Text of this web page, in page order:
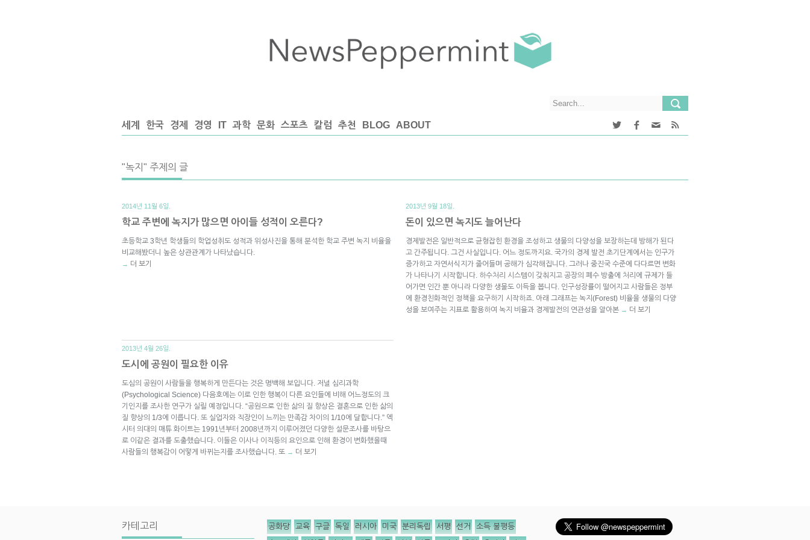
세계 한국 경제 경영 IT 과학 문화 스포츠 칼럼 추천 BLOG ABOUT
"녹지" 주제의 글
2014년 11월 6일.
학교 주변에 녹지가 많으면 아이들 성적이 오른다?
초등학교 3학년 학생들의 학업성취도 성적과 위성사진을 통해 분석한 학교 주변 녹지 비율을
비교해봤더니 높은 상관관계가 나타났습니다.
→ 더 보기
2013년 9월 18일.
돈이 있으면 녹지도 늘어난다
경제발전은 일반적으로 균형잡힌 환경을 조성하고 생물의 다양성을 보장하는데 방해가 된다
고 간주됩니다. 그건 사실입니다. 어느 정도까지요. 국가의 경제 발전 초기단계에서는 인구가
증가하고 자연서식지가 줄어들며 공해가 심각해집니다. 그러나 중진국 수준에 다다르면 변화
가 나타나기 시작합니다. 하수처리 시스템이 갖춰지고 공장의 폐수 방출에 처리에 규제가 들
어가면 인간 뿐 아니라 다양한 생물도 이득을 봅니다. 인구성장률이 떨어지고 사람들은 정부
에 환경친화적인 정책을 요구하기 시작하죠. 아래 그래프는 녹지(Forest) 비율을 생물의 다양
성을 보여주는 지표로 활용하여 녹지 비율과 경제발전의 연관성을 알아본 → 더 보기
2013년 4월 26일.
도시에 공원이 필요한 이유
도심의 공원이 사람들을 행복하게 만든다는 것은 명백해 보입니다. 저널 심리과학
(Psychological Science) 다음호에는 이로 인한 행복이 다른 요인들에 비해 어느정도의 크
기인지를 조사한 연구가 실릴 예정입니다. “공원으로 인한 삶의 질 향상은 결혼으로 인한 삶의
질 향상의 1/3에 이릅니다. 또 실업자와 직장인이 느끼는 만족감 차이의 1/10에 달합니다.” 엑
시터 의대의 매튜 화이트는 1991년부터 2008년까지 이루어졌던 다양한 설문조사를 바탕으
로 이같은 결과를 도출했습니다. 이들은 이사나 이직등의 요인으로 인해 환경이 변화했을때
사람들의 행복감이 어떻게 바뀌는지를 조사했습니다. 또 → 더 보기
카테고리 공화당 교육 구글 독일 러시아 미국 분리독립 서평 선거 소득 불평등